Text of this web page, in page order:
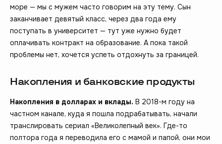
море — мы с мужем часто говорим на эту тему. Сын
заканчивает девятый класс, через два года ему
поступать в университет — тут уже нужно будет
оплачивать контракт на образование. А пока такой
проблемы нет, хочется успеть отдохнуть за границей.
Накопления и банковские продукты
Накопления в долларах и вклады. В 2018-м году на
частном канале, куда я пошла подрабатывать, начали
транслировать сериал «Великолепный век». Где-то
полтора года я переводила его с мамой и папой, они мои